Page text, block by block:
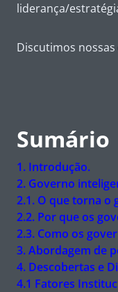
liderança/
Discutimos
Sumário
1. Introdução.
2. Governo
2.1. O que torna o
2.2. Por que os
2.3. Como os
3.Abordagem de
4. Descobertas e
4.1 Fatores